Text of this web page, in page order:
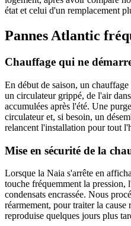
état et celui d'un remplacement
Pannes Atlantic
Chauffage qui ne
En début de saison, un
un circulateur grippé, de l'air
accumulées après l'été. Une
circulateur et, si besoin, un
relancent l'installation pour tout
Mise en sécurité de la
Lorsque la Naia s'arrête en
touche fréquemment la pression,
condensats encrassée. Nous
réarmement, pour traiter la cause
reproduise quelques jours plus